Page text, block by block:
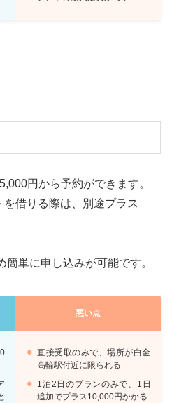
円から予約ができます。
借りる際は、別途プラス
簡単に申し込みが可能です。
悪い点
直接受取のみで、場所が白金
高輪駅付近に限られる
1泊2日のプランのみで、1日
追加でプラス10,000円かかる